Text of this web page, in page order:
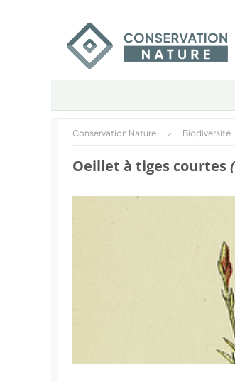
Conservation Nature > Biodiversité
Oeillet à tiges courtes